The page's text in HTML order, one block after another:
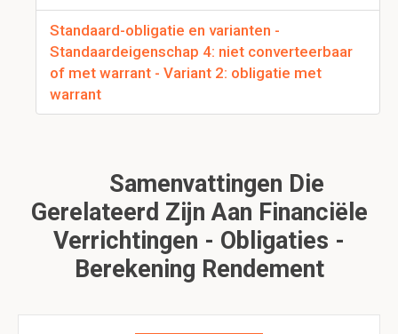
Standaard-obligatie en varianten -
Standaardeigenschap 4: niet converteerbaar
of met warrant - Variant 2: obligatie met
warrant
Samenvattingen Die
Gerelateerd Zijn Aan Financiële
Verrichtingen - Obligaties -
Berekening Rendement